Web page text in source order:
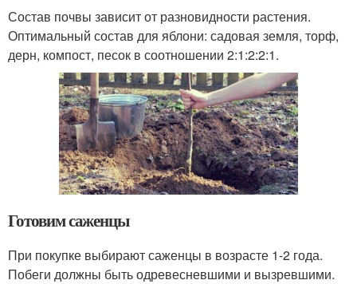
Состав почвы зависит от разновидности растения.
Оптимальный состав для яблони: садовая земля, торф,
дерн, компост, песок в соотношении 2:1:2:2:1.
Готовим саженцы
При покупке выбирают саженцы в возрасте 1-2 года.
Побеги должны быть одревесневшими и вызревшими.